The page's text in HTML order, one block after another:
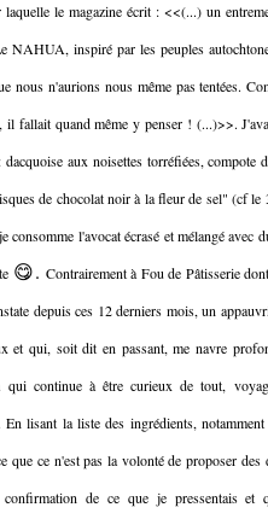
le magazine écrit : <<(...) un
NAHUA, inspiré par les peuples
nous n'aurions nous même pas tentées.
fallait quand même y penser ! (...)>>.
aux noisettes torréfiées, compote
de chocolat noir à la fleur de sel" (cf
l'avocat écrasé et mélangé avec
😋.Contrairement à Fou de Pâtisserie
depuis ces 12 derniers mois, un
qui, soit dit en passant, me navre
continue à être curieux de tout,
lisant la liste des ingrédients,
que ce n'est pas la volonté de proposer des
de ce que je pressentais et